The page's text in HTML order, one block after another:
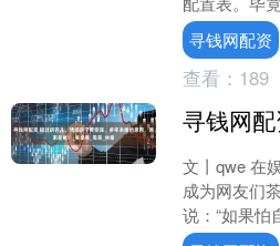
们：真正的
锁”。这个夏
寻钱网配资
查看： 189
文丨qwe 在
成为网友们
说：“如果怕
粉黄宗泽。”